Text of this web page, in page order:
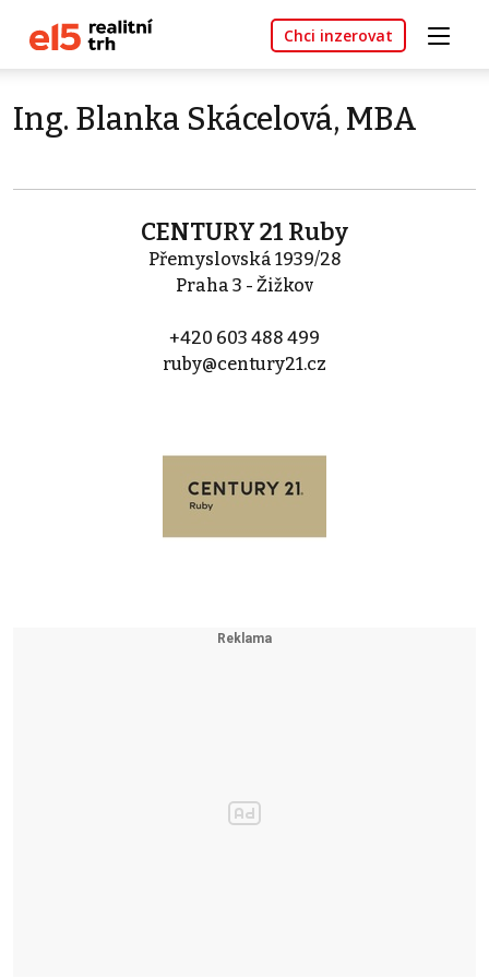
Chci inzerovat
Ing. Blanka Skácelová, MBA
CENTURY 21 Ruby
Přemyslovská 1939/28
Praha 3 - Žižkov
+420 603 488 499
ruby@century21.cz